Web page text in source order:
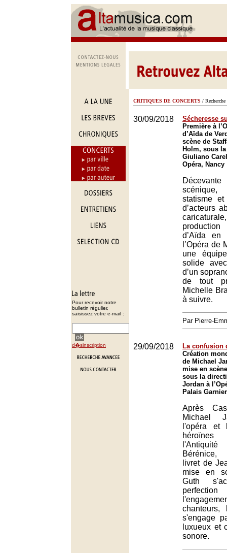
Pour recevoir notre
bulletin régulier,
saisissez votre e-mail :
d�sinscription
CRITIQUES DE CONCERTS / Recherche
30/09/2018
Sécheresse
Première à
d’Aïda de
scène de
Holm, sous
Giuliano
Opéra, Nancy
statisme et
d’acteurs
d’Aïda en
l’Opéra de
une
solide
d’un
de tout
Michelle
à suivre.
Par Pierre-
29/09/2018
La confusion
Création
de Michael
mise en
sous la
Jordan à
Palais
Après
Michael
l'opéra et
héroïnes
Bérénice,
livret de
mise en
Guth
s'engage
luxueux et
sonore.